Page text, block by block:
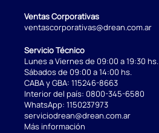
Ventas Corporativas
ventascorporativas@drean.com.ar
Servicio Técnico
Lunes a Viernes de 09:00 a 19:30 hs.
Sábados de 09:00 a 14:00 hs.
CABA y GBA: 115246-8663
Interior del país: 0800-345-6580
WhatsApp: 1150237973
serviciodrean@drean.com.ar
Más información